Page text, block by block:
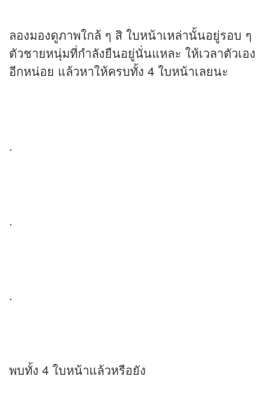
ลองมองดูภาพใกล้ ๆ สิ ใบหน้าเหล่านั้นอยู่รอบ ๆ
ตัวชายหนุ่มที่กำลังยืนอยู่นั่นแหละ ให้เวลาตัวเอง
อีกหน่อย แล้วหาให้ครบทั้ง 4 ใบหน้าเลยนะ
.
.
.
พบทั้ง 4 ใบหน้าแล้วหรือยัง